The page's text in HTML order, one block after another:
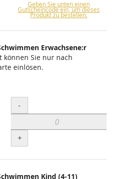
Geben Sie unten einen
Gutscheincode ein, um dieses
Produkt zu bestellen.
Erwachsene:r
können Sie nur nach
einlösen.
Menge
-
+
Kind (4-11)